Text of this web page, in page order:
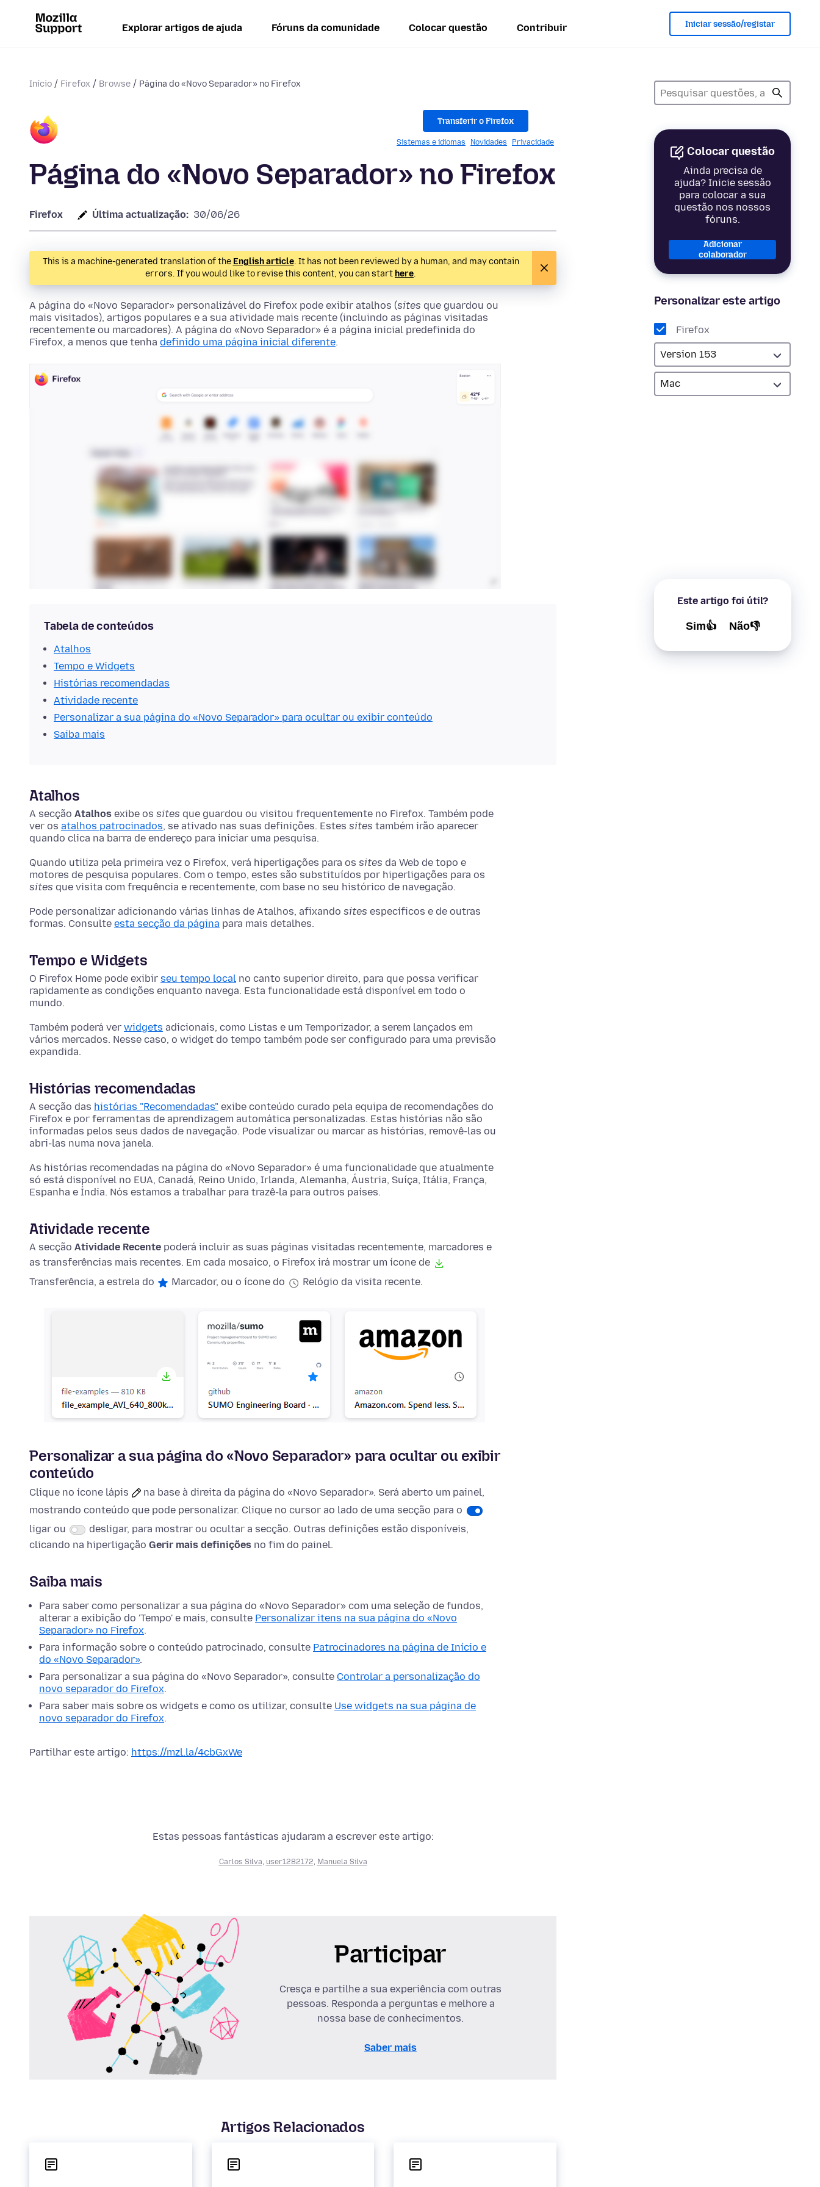
Explorar artigos de ajuda Fóruns da comunidade Colocar questão Contribuir Iniciar sessão/registar
Início Firefox Browse Página do «Novo Separador» no Firefox
Colocar questão
Ainda precisa de
ajuda? Inicie sessão
para colocar a sua
questão nos nossos
fóruns.
Adicionar
colaborador
Personalizar este artigo
Firefox
Este artigo foi útil?
Sim👍 Não👎
Transferir o Firefox
Sistemas e idiomas Novidades Privacidade
Página do «Novo Separador» no Firefox
Firefox Última actualização: 30/06/26
This is a machine-generated translation of the English article. It has not been reviewed by a human, and may contain
errors. If you would like to revise this content, you can start here.
A página do «Novo Separador» personalizável do Firefox pode exibir atalhos (sites que guardou ou
mais visitados), artigos populares e a sua atividade mais recente (incluindo as páginas visitadas
recentemente ou marcadores). A página do «Novo Separador» é a página inicial predefinida do
Firefox, a menos que tenha definido uma página inicial diferente.
Tabela de conteúdos
Atalhos
Tempo e Widgets
Histórias recomendadas
Atividade recente
Personalizar a sua página do «Novo Separador» para ocultar ou exibir conteúdo
Saiba mais
Atalhos
A secção Atalhos exibe os sites que guardou ou visitou frequentemente no Firefox. Também pode
ver os atalhos patrocinados, se ativado nas suas definições. Estes sites também irão aparecer
quando clica na barra de endereço para iniciar uma pesquisa.
Quando utiliza pela primeira vez o Firefox, verá hiperligações para os sites da Web de topo e
motores de pesquisa populares. Com o tempo, estes são substituídos por hiperligações para os
sites que visita com frequência e recentemente, com base no seu histórico de navegação.
Pode personalizar adicionando várias linhas de Atalhos, afixando sites específicos e de outras
formas. Consulte esta secção da página para mais detalhes.
Tempo e Widgets
O Firefox Home pode exibir seu tempo local no canto superior direito, para que possa verificar
rapidamente as condições enquanto navega. Esta funcionalidade está disponível em todo o
mundo.
Também poderá ver widgets adicionais, como Listas e um Temporizador, a serem lançados em
vários mercados. Nesse caso, o widget do tempo também pode ser configurado para uma previsão
expandida.
Histórias recomendadas
A secção das histórias "Recomendadas" exibe conteúdo curado pela equipa de recomendações do
Firefox e por ferramentas de aprendizagem automática personalizadas. Estas histórias não são
informadas pelos seus dados de navegação. Pode visualizar ou marcar as histórias, removê-las ou
abri-las numa nova janela.
As histórias recomendadas na página do «Novo Separador» é uma funcionalidade que atualmente
só está disponível no EUA, Canadá, Reino Unido, Irlanda, Alemanha, Áustria, Suíça, Itália, França,
Espanha e Índia. Nós estamos a trabalhar para trazê-la para outros países.
Atividade recente
A secção Atividade Recente poderá incluir as suas páginas visitadas recentemente, marcadores e
as transferências mais recentes. Em cada mosaico, o Firefox irá mostrar um ícone de
Transferência, a estrela do
Marcador, ou o ícone do Relógio da visita recente.
Personalizar a sua página do «Novo Separador» para ocultar ou exibir
conteúdo
Clique no ícone lápis
na base à direita da página do «Novo Separador». Será aberto um painel,
mostrando conteúdo que pode personalizar. Clique no cursor ao lado de uma secção para o
ligar ou
desligar, para mostrar ou ocultar a secção. Outras definições estão disponíveis,
clicando na hiperligação Gerir mais definições no fim do painel.
Saiba mais
Para saber como personalizar a sua página do «Novo Separador» com uma seleção de fundos,
alterar a exibição do 'Tempo' e mais, consulte Personalizar itens na sua página do «Novo
Separador» no Firefox.
Para informação sobre o conteúdo patrocinado, consulte Patrocinadores na página de Início e
do «Novo Separador».
Para personalizar a sua página do «Novo Separador», consulte Controlar a personalização do
novo separador do Firefox.
Para saber mais sobre os widgets e como os utilizar, consulte Use widgets na sua página de
novo separador do Firefox.
Partilhar este artigo: https://mzl.la/4cbGxWe
Estas pessoas fantásticas ajudaram a escrever este artigo:
Carlos Silva, user1282172, Manuela Silva
Participar
Cresça e partilhe a sua experiência com outras
pessoas. Responda a perguntas e melhore a
nossa base de conhecimentos.
Saber mais
Artigos Relacionados